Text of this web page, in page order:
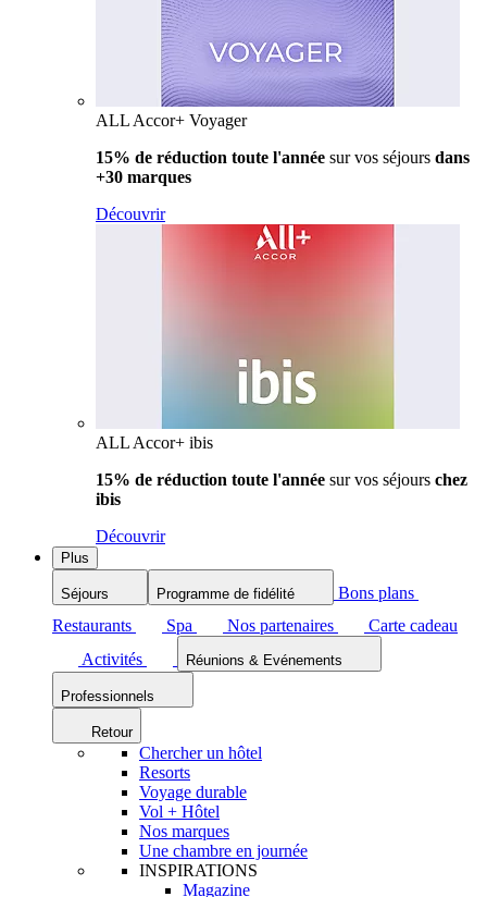
ALL Accor+ Voyager
15% de réduction toute l'année sur vos séjours dans
+30 marques
Découvrir
ALL Accor+ ibis
15% de réduction toute l'année sur vos séjours chez
ibis
Découvrir
Plus
Séjours Programme de fidélité
Bons plans
Restaurants
Spa Nos partenaires
Carte cadeau
Activités
Réunions & Evénements
Professionnels
Retour
Chercher un hôtel
Resorts
Voyage durable
Vol + Hôtel
Nos marques
Une chambre en journée
INSPIRATIONS
Magazine